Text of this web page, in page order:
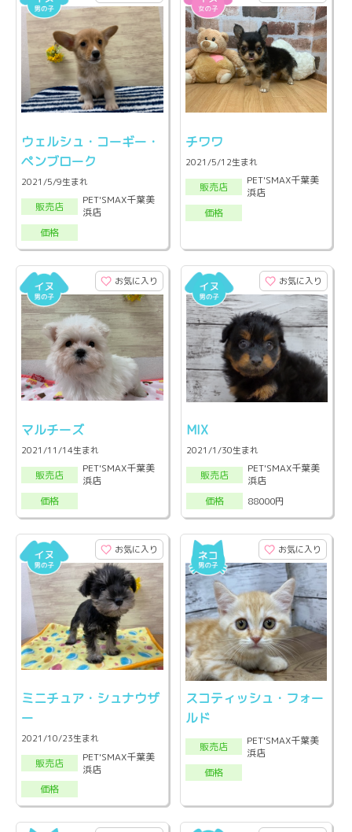
ウェルシュ・コーギー・
ペンブローク
2021/5/9生まれ
販売店
PET'SMAX千葉美
浜店
価格
チワワ
2021/5/12生まれ
販売店
PET'SMAX千葉美
浜店
価格
お気に入り
マルチーズ
2021/11/14生まれ
販売店
PET'SMAX千葉美
浜店
価格
お気に入り
MIX
2021/1/30生まれ
販売店
PET'SMAX千葉美
浜店
価格
88000円
お気に入り
ミニチュア・シュナウザ
ー
2021/10/23生まれ
販売店
PET'SMAX千葉美
浜店
価格
お気に入り
スコティッシュ・フォー
ルド
販売店
PET'SMAX千葉美
浜店
価格